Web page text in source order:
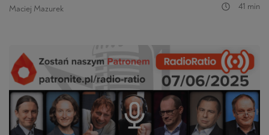
Maciej Mazurek 41 min